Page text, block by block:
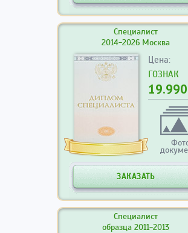
Специалист
2014-2026 Москва
Цена:
ГОЗНАК
19.990
ЗАКАЗАТЬ
Специалист
образца 2011-2013